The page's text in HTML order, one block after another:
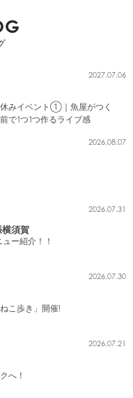
2027.07.06
休みイベント①｜魚屋がつく
で1つ1つ作るライブ感
2026.08.07
2026.07.31
須賀
ー紹介！！
2026.07.30
こ歩き」開催!
2026.07.21
へ！